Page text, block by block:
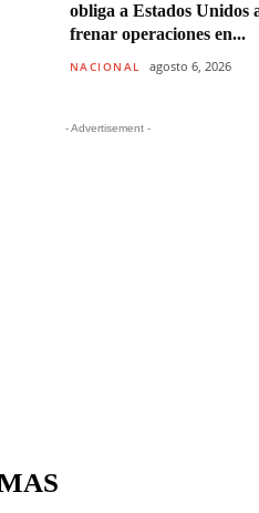
obliga a Estados Unidos
frenar operaciones en...
NACIONAL agosto 6, 2026
- Advertisement -